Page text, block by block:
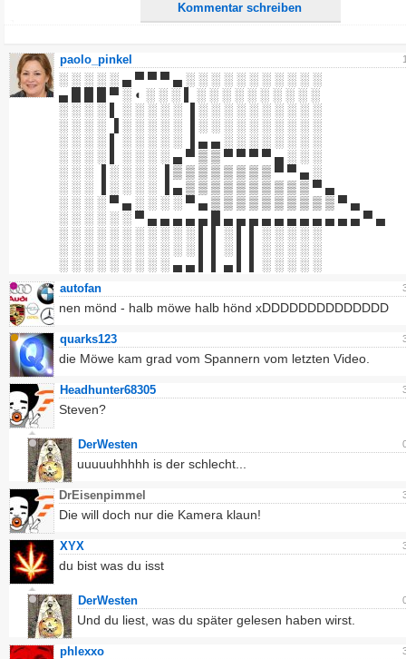
Kommentar schreiben
paolo_pinkel
░ ░ ░ ░ ░ ▄ ▀ ▀ ▀ ▄ ░ ░ ░ ░ ░ ░ ░ ░ ░ ░ ░
▄ █ █ █ ▀ ░ ◐ ░ ░ ░ ▌ ░ ░ ░ ░ ░ ░ ░ ░ ░ ░
░ ░ ░ ░ ▌ ░ ░ ░ ░ ░ ▐ ░ ░ ░ ░ ░ ░ ░ ░ ░ ░
░ ░ ░ ░ ▐ ░ ░ ░ ░ ░ ▐ ░ ░ ░ ░ ░ ░ ░ ░ ░ ░
░ ░ ░ ░ ▌ ░ ░ ░ ░ ░ ▐ ▄ ▄ ░ ░ ░ ░ ░ ░ ░ ░
░ ░ ░ ░ ▌ ░ ░ ░ ░ ▄ ▀ ▒ ▒ ▀ ▀ ▀ ▀ ▄ ░ ░ ░
░ ░ ░ ▐ ░ ░ ░ ░ ▐ ▒ ▒ ▒ ▒ ▒ ▒ ▒ ▒ ▀ ▀ ▄ ░
░ ░ ░ ▐ ░ ░ ░ ░ ▐ ▄ ▒ ▒ ▒ ▒ ▒ ▒ ▒ ▒ ▒ ▒ ▀ ▄
░ ░ ░ ░ ▀ ▄ ░ ░ ░ ░ ▀ ▄ ▒ ▒ ▒ ▒ ▒ ▒ ▒ ▒ ▒ ▒ ▀ ▄
░ ░ ░ ░ ░ ░ ▀ ▄ ▄ ▄ ▄ ▄ █ ▄ ▄ ▄ ▄ ▄ ▄ ▄ ▄ ▄ ▄ ▄ ▀ ▄
░ ░ ░ ░ ░ ░ ░ ░ ░ ░ ░ ▌ ▌ ░ ▌ ▌ ░ ░ ░ ░ ░
░ ░ ░ ░ ░ ░ ░ ░ ░ ░ ░ ▌ ▌ ░ ▌ ▌ ░ ░ ░ ░ ░
░ ░ ░ ░ ░ ░ ░ ░ ░ ▄ ▄ ▌ ▌ ▄ ▌ ▌ ░ ░ ░ ░ ░
autofan
nen mönd - halb möwe halb hönd xDDDDDDDDDDDDDD
quarks123
die Möwe kam grad vom Spannern vom letzten Video.
Headhunter68305
Steven?
DerWesten
uuuuuhhhhh is der schlecht...
DrEisenpimmel
Die will doch nur die Kamera klaun!
XYX
du bist was du isst
DerWesten
Und du liest, was du später gelesen haben wirst.
phlexxo